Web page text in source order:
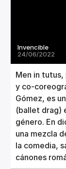
Invencible
24/06/2022
Men in
y co-
Gómez, es
(ballet drag)
género. En
una mezcla
la comedia,
cánones